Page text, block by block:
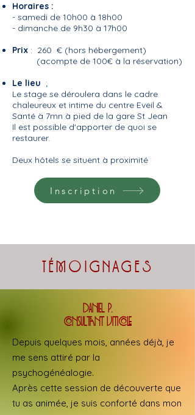
Horaires :
- samedi de 10h00 à 18h00
- dimanche de 9h30 à 17h00
Prix : 260 € (hors hébergement)
(acompte de 100€ à la réservation)
Le lieu ;
Le stage se déroulera dans le cadre
chaleureux et intime du centre Eveil &
Santé à 7mn à pied de la gare St Jean
Il est possible d'apporter de quoi se
restaurer.
Deux hôtels se situent à proximité
Inscription
TÉMOIGNAGES
Daniel p.
Consultant viticole
Depuis quelques mois, années déjà, je
me sens attiré par la
psychogénéalogie.
Après cette session de découverte que
tu as animée, je suis conforté dans mon